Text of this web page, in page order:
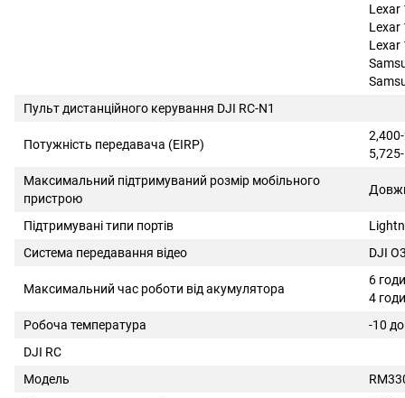
Lexar
Lexar
Lexar
Пульт дистанційного керування DJI RC-N1
Потужність передавача (EIRP)
Максимальний підтримуваний розмір мобільного
пристрою
Підтримувані типи портів
Система передавання відео
DJI
Максимальний час роботи від акумулятора
6
4
Робоча температура
-10 дo
DJI RC
Модель